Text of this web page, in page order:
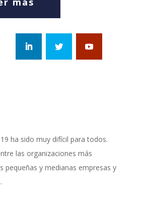
ha sido muy difícil para todos.
las organizaciones más
pequeñas y medianas empresas y